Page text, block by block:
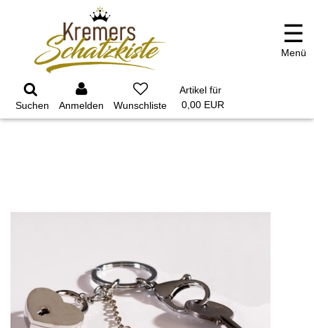
Suchen Anmelden
Artikel für
0,00 EUR
☰
Menü
GARTEN PARTYDEKORATION
SCHMUCK UND